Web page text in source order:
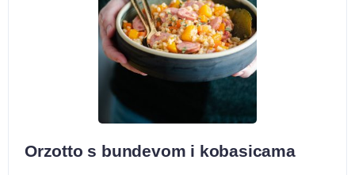
Orzotto s bundevom i kobasicama